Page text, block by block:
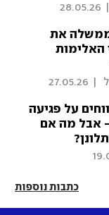
28.05.26
את
האלימות
27.05.26
על פגיעה
- אבל מה אם
כתבות נוספות